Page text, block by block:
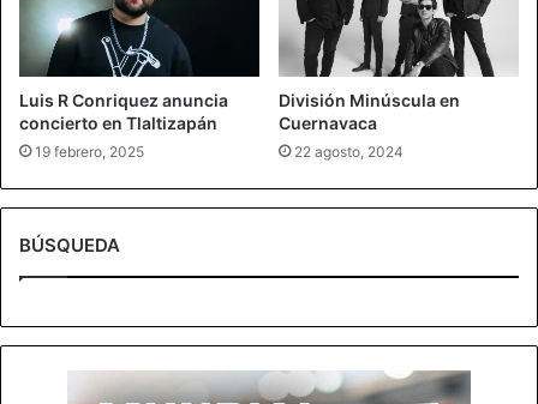
Luis R Conriquez anuncia
concierto en Tlaltizapán
19 febrero, 2025
División Minúscula en
Cuernavaca
22 agosto, 2024
BÚSQUEDA